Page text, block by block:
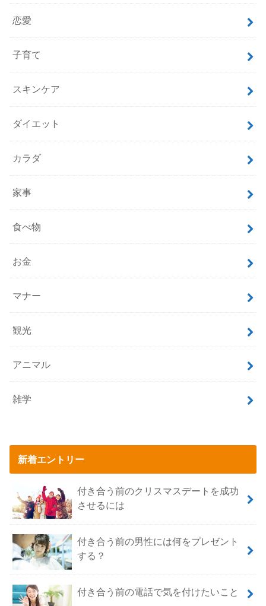
恋愛
子育て
スキンケア
ダイエット
カラダ
家事
食べ物
お金
マナー
観光
アニマル
雑学
新着エントリー
付き合う前のクリスマスデートを成功
させるには
付き合う前の男性には何をプレゼント
する？
付き合う前の電話で気を付けたいこと